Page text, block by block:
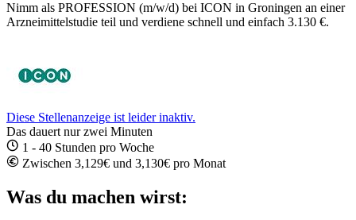
Nimm als PROFESSION (m/w/d) bei ICON in Groningen an einer
Arzneimittelstudie teil und verdiene schnell und einfach 3.130 €.
Diese Stellenanzeige ist leider inaktiv.
Das dauert nur zwei Minuten
1 - 40 Stunden pro Woche
Zwischen 3,129€ und 3,130€ pro Monat
Was du machen wirst: